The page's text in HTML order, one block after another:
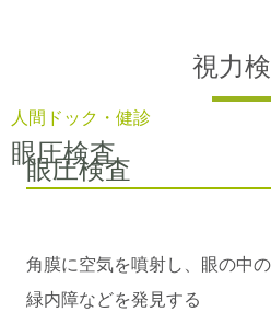
人間ドック・健診
眼圧検査
視力
眼圧検査
角膜に空気を噴射し、眼の中
緑内障などを発見する